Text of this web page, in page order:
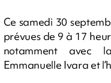
Ce samedi 30
prévues de 9 à 17
notamment avec
Emmanuelle Ivara et